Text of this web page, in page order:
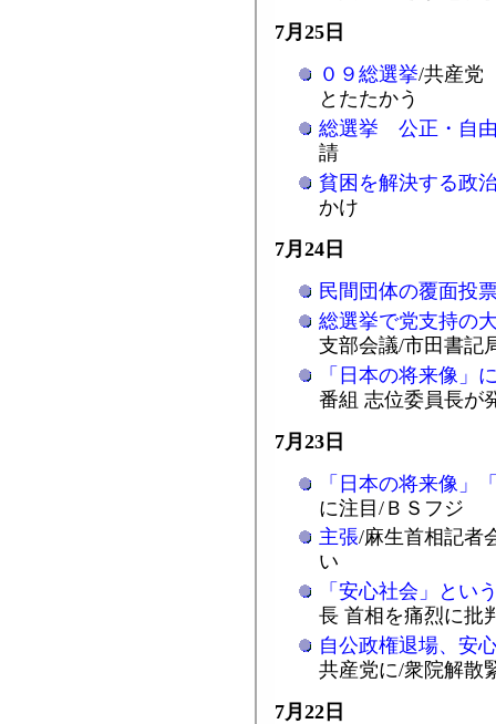
7月25日
０９総選挙/共産党
とたたかう
総選挙 公正・自
請
貧困を解決する政
かけ
7月24日
民間団体の覆面投
総選挙で党支持の
支部会議/市田書記
「日本の将来像」
番組 志位委員長が
7月23日
「日本の将来像」
に注目/ＢＳフジ
主張/麻生首相記者
い
「安心社会」とい
長 首相を痛烈に批
自公政権退場、安
共産党に/衆院解散
7月22日